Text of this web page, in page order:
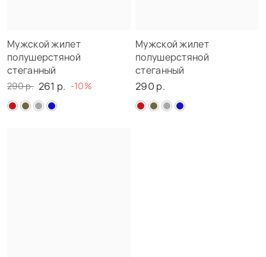
Мужской жилет
полушерстяной
стеганный
290 р. 261 р. -10%
Мужской жилет
полушерстяной
стеганный
290 р.